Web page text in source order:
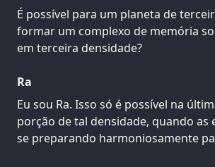
É possível para um planeta de
formar um complexo de memória
em terceira densidade?
Ra
Eu sou Ra. Isso só é possível na
porção de tal densidade, quando as
se preparando harmoniosamente